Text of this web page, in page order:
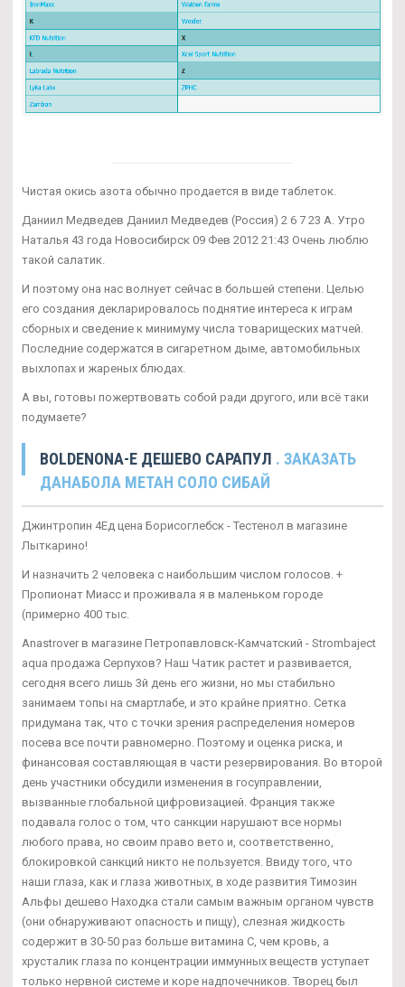
Чистая окись азота обычно продается в виде таблеток.
Даниил Медведев Даниил Медведев (Россия) 2 6 7 23 А. Утро
Наталья 43 года Новосибирск 09 Фев 2012 21:43 Очень люблю
такой салатик.
И поэтому она нас волнует сейчас в большей степени. Целью
его создания декларировалось поднятие интереса к играм
сборных и сведение к минимуму числа товарищеских матчей.
Последние содержатся в сигаретном дыме, автомобильных
выхлопах и жареных блюдах.
А вы, готовы пожертвовать собой ради другого, или всё таки
подумаете?
BOLDENONA-E ДЕШЕВО САРАПУЛ . ЗАКАЗАТЬ
ДАНАБОЛА МЕТАН СОЛО СИБАЙ
Джинтропин 4Ед цена Борисоглебск - Тестенол в магазине
Лыткарино!
И назначить 2 человека с наибольшим числом голосов. +
Пропионат Миасс и проживала я в маленьком городе
(примерно 400 тыс.
Anastrover в магазине Петропавловск-Камчатский - Strombaject
aqua продажа Серпухов? Наш Чатик растет и развивается,
сегодня всего лишь 3й день его жизни, но мы стабильно
занимаем топы на смартлабе, и это крайне приятно. Сетка
придумана так, что с точки зрения распределения номеров
посева все почти равномерно. Поэтому и оценка риска, и
финансовая составляющая в части резервирования. Во второй
день участники обсудили изменения в госуправлении,
вызванные глобальной цифровизацией. Франция также
подавала голос о том, что санкции нарушают все нормы
любого права, но своим право вето и, соответственно,
блокировкой санкций никто не пользуется. Ввиду того, что
наши глаза, как и глаза животных, в ходе развития Tимозин
Альфы дешево Находка стали самым важным органом чувств
(они обнаруживают опасность и пищу), слезная жидкость
содержит в 30-50 раз больше витамина С, чем кровь, а
хрусталик глаза по концентрации иммунных веществ уступает
только нервной системе и коре надпочечников. Творец был